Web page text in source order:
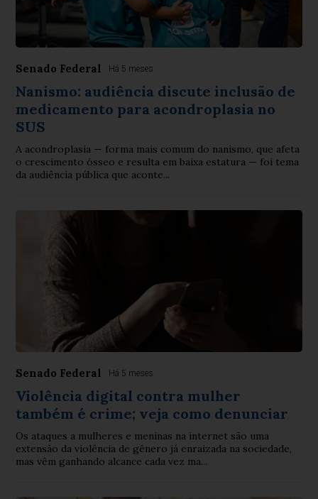
Senado Federal Há 5 meses
Nanismo: audiência discute inclusão de
medicamento para acondroplasia no
SUS
A acondroplasia — forma mais comum do nanismo, que afeta
o crescimento ósseo e resulta em baixa estatura — foi tema
da audiência pública que aconte...
Senado Federal Há 5 meses
Violência digital contra mulher
também é crime; veja como denunciar
Os ataques a mulheres e meninas na internet são uma
extensão da violência de gênero já enraizada na sociedade,
mas vêm ganhando alcance cada vez ma...